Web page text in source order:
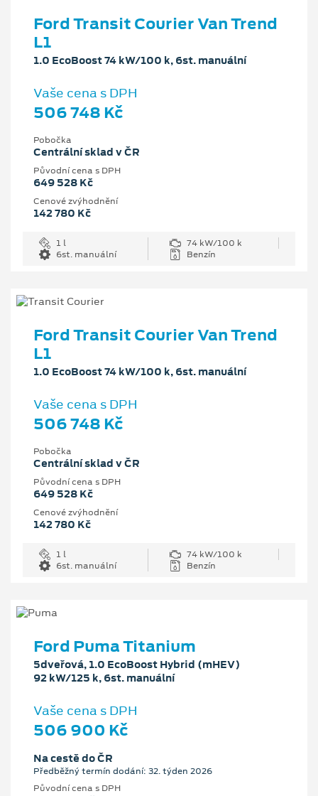
Ford Transit Courier Van Trend
L1
1.0 EcoBoost 74 kW/100 k, 6st. manuální
Vaše cena s DPH
506 748 Kč
Pobočka
Centrální sklad v ČR
Původní cena s DPH
649 528 Kč
Cenové zvýhodnění
142 780 Kč
1 l
74 kW/100 k
6st. manuální
Benzín
Ford Transit Courier Van Trend
L1
1.0 EcoBoost 74 kW/100 k, 6st. manuální
Vaše cena s DPH
506 748 Kč
Pobočka
Centrální sklad v ČR
Původní cena s DPH
649 528 Kč
Cenové zvýhodnění
142 780 Kč
1 l
74 kW/100 k
6st. manuální
Benzín
Ford Puma Titanium
5dveřová, 1.0 EcoBoost Hybrid (mHEV)
92 kW/125 k, 6st. manuální
Vaše cena s DPH
506 900 Kč
Na cestě do ČR
Předběžný termín dodání: 32. týden 2026
Původní cena s DPH